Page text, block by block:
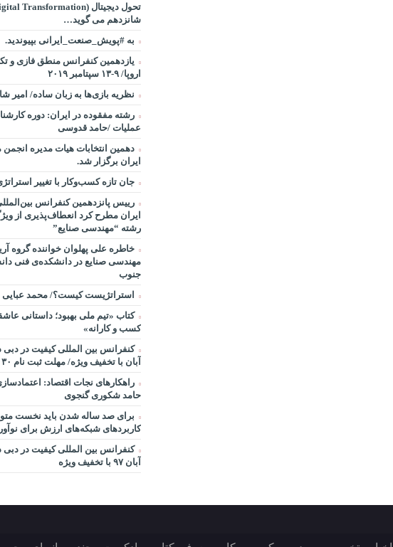
شانزدهم می گوید…
به #پویش_صنعت_ایرانی بپیوندید.
یازدهمین کنفرانس منطق فازی و
اروپا/ ۹-۱۳ سپتامبر ۲۰۱۹
نظریه بازی‌ها به زبان ساده/ امیر
رشته مفقوده در ایران: دوره
عملیات /حامد قدوسی
دهمین انتخابات هیات مدیره
ایران برگزار شد.
جان تازه کسب‌وکار با تغییر
رییس پانزدهمین کنفرانس
ایران مطرح کرد انعطاف‌پذیری از
رشته “مهندسی صنایع”
خاطره علی پهلوان خواننده گروه
مهندسی صنایع در دانشکده‌ی فنی
جنوب
استراتژیست کیست؟‬/ محمد عبایی
کتاب «تیم ملی بهبود؛ داستانی
کسب و کارانه»
آبان با تخفیف ویژه/ مهلت ثبت نام ۳۰ مهر
راهکارهای نجات اقتصاد:
حامد شکوری گنجوی
برای صد ساله شدن باید نخست
کاربردهای شبکه‌های ارزش برای
آبان ۹۷ با تخفیف ویژه